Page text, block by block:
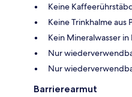
Keine
Keine Trinkhalme aus
Kein Mineralwasser in
Nur
Nur
Barrierearmut